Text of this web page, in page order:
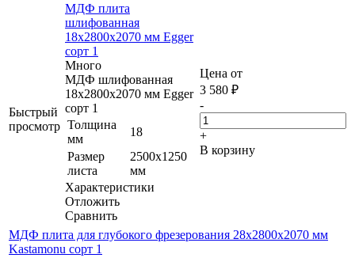
Быстрый
просмотр
МДФ плита
шлифованная
18х2800х2070 мм Egger
сорт 1
Много
МДФ шлифованная
18х2800х2070 мм Egger
сорт 1
Толщина
мм
18
Размер
листа
2500х1250
мм
Характеристики
Отложить
Сравнить
Цена от
3 580 ₽
-
+
В корзину
МДФ плита для глубокого фрезерования 28х2800х2070 мм
Kastamonu сорт 1